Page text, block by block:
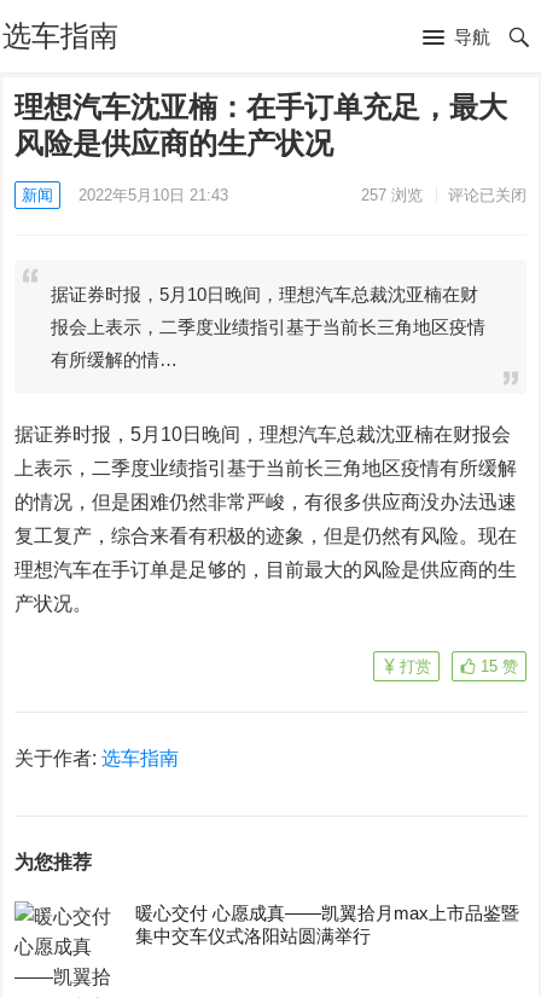
选车指南 导航
理想汽车沈亚楠：在手订单充足，最大
风险是供应商的生产状况
新闻 2022年5月10日 21:43 257浏览 评论已关闭
据证券时报，5月10日晚间，理想汽车总裁沈亚楠在财
报会上表示，二季度业绩指引基于当前长三角地区疫情
有所缓解的情…
据证券时报，5月10日晚间，理想汽车总裁沈亚楠在财报会
上表示，二季度业绩指引基于当前长三角地区疫情有所缓解
的情况，但是困难仍然非常严峻，有很多供应商没办法迅速
复工复产，综合来看有积极的迹象，但是仍然有风险。现在
理想汽车在手订单是足够的，目前最大的风险是供应商的生
产状况。
15 赞
打赏
关于作者:选车指南
为您推荐
暖心交付 心愿成真——凯翼拾月max上市品鉴暨
集中交车仪式洛阳站圆满举行